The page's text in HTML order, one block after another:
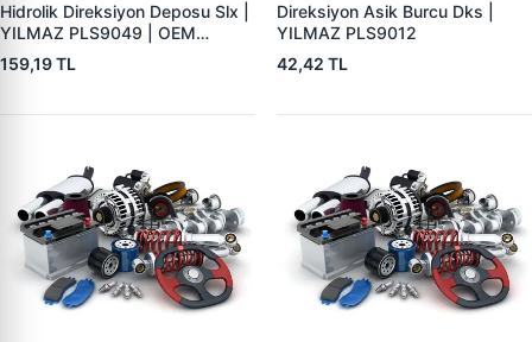
Hidrolik Direksiyon Deposu Slx |
YILMAZ PLS9049 | OEM
7607751
159,19 TL
Direksiyon Asik Burcu Dks |
YILMAZ PLS9012
42,42 TL